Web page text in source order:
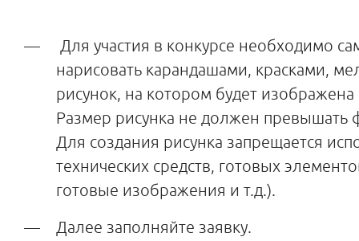
Для участия в конкурсе необходимо
нарисовать карандашами, красками,
рисунок, на котором будет
Размер рисунка не должен превышать
Для создания рисунка запрещается
технических средств, готовых
готовые изображения и т.д.).
Далее заполняйте заявку.